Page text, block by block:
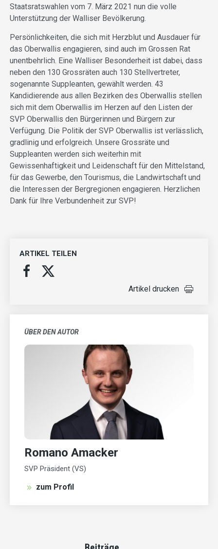
Staatsratswahlen vom 7. März 2021 nun die volle
Unterstützung der Walliser Bevölkerung.
Persönlichkeiten, die sich mit Herzblut und Ausdauer für
das Oberwallis engagieren, sind auch im Grossen Rat
unentbehrlich. Eine Walliser Besonderheit ist dabei, dass
neben den 130 Grossräten auch 130 Stellvertreter,
sogenannte Suppleanten, gewählt werden. 43
Kandidierende aus allen Bezirken des Oberwallis stellen
sich mit dem Oberwallis im Herzen auf den Listen der
SVP Oberwallis den Bürgerinnen und Bürgern zur
Verfügung. Die Politik der SVP Oberwallis ist verlässlich,
gradlinig und erfolgreich. Unsere Grossräte und
Suppleanten werden sich weiterhin mit
Gewissenhaftigkeit und Leidenschaft für den Mittelstand,
für das Gewerbe, den Tourismus, die Landwirtschaft und
die Interessen der Bergregionen engagieren. Herzlichen
Dank für Ihre Verbundenheit zur SVP!
ARTIKEL TEILEN
Artikel drucken
ÜBER DEN AUTOR
Romano Amacker
SVP Präsident (VS)
zum Profil